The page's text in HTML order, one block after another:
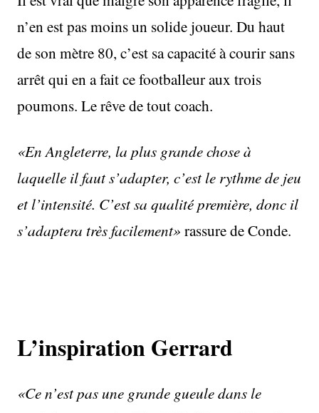
n’en est pas moins un solide joueur. Du haut
de son mètre 80, c’est sa capacité à courir sans
arrêt qui en a fait ce footballeur aux trois
poumons. Le rêve de tout coach.
«En Angleterre, la plus grande chose à
laquelle il faut s’adapter, c’est le rythme de jeu
et l’intensité. C’est sa qualité première, donc il
s’adaptera très facilement» rassure de Conde.
L’inspiration Gerrard
«Ce n’est pas une grande gueule dans le